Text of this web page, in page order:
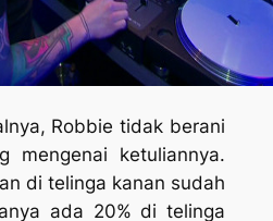
Robbie tidak berani
mengenai ketuliannya.
di telinga kanan sudah
ada 20% di telinga